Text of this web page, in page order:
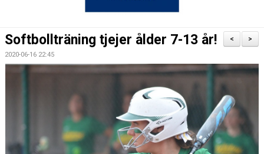
KONTAKT
HITTA TILL VÅRA PLANER
KALENDER
>
<
Softbollträning tjejer ålder 7-13 år!
2020-06-16 22:45